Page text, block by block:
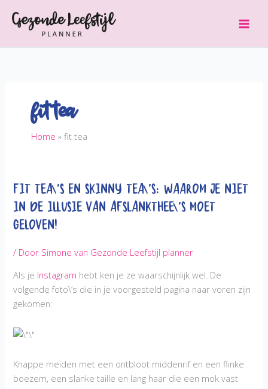
naar
inhoud
fit tea
Home fit tea
Fit tea\’s en Skinny tea\’s: Waarom je niet
in de illusie van afslankthee\’s moet
geloven!
/ Door Simone van Gezonde Leefstijl planner
Als je Instagram hebt ken je ze waarschijnlijk wel. De
volgende foto\’s die in je voorgesteld pagina naar voren zijn
gekomen:
Knappe meiden met een ontbloot middenrif en een flinke
boezem, een slanke taille en lang haar die een mok vast